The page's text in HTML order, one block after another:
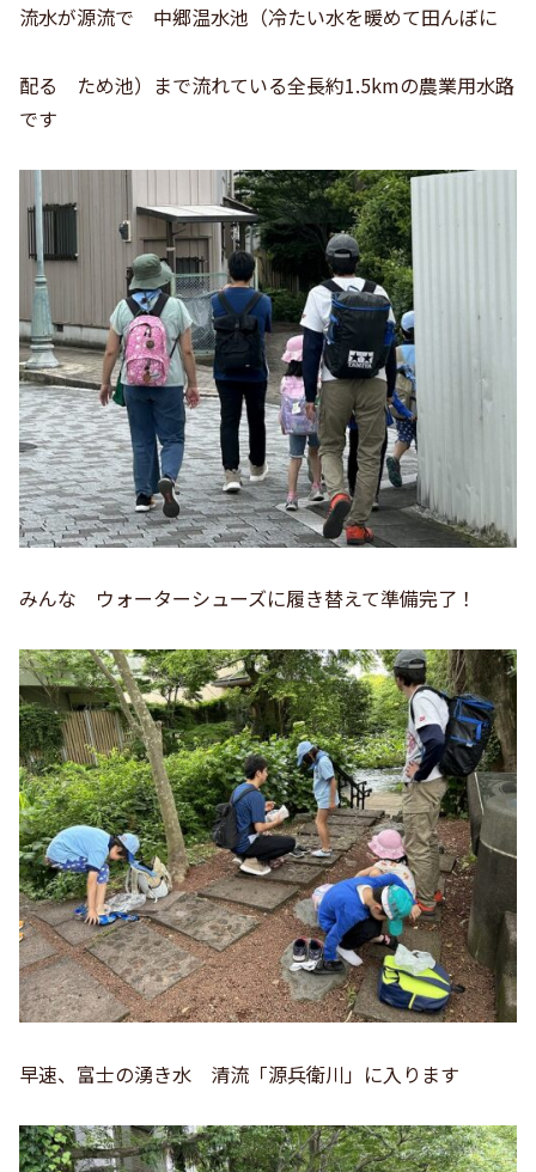
流水が源流で 中郷温水池（冷たい水を暖めて田んぼに
配る ため池）まで流れている全長約1.5kmの農業用水路
です
みんな ウォーターシューズに履き替えて準備完了！
早速、富士の湧き水 清流「源兵衛川」に入ります